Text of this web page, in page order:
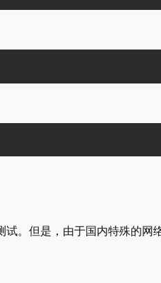
。但是，由于国内特殊的网